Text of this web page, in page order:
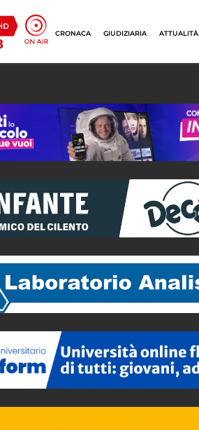
CRONACA GIUDIZIARIA ATTUALITÀ